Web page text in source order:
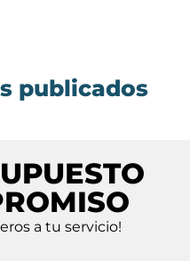
publicados
a tu servicio!